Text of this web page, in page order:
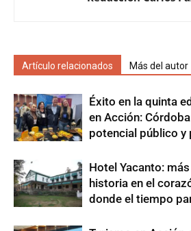
Artículo relacionados Más del autor
Éxito en la quinta
en Acción:
potencial público y
Hotel Yacanto:
historia en el
donde el tiempo